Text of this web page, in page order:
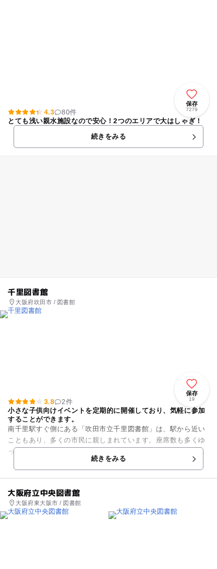
保存
7279
4.3
80件
とても浅い親水施設なので安心！2つのエリアで大はしゃぎ！
続きをみる
千里図書館
大阪府吹田市 / 図書館
保存
19
3.8
2件
小さな子供向けイベントを定期的に開催しており、気軽に参加
することができます。
南千里駅すぐ側にある「吹田市立千里図書館」は、駅から近い
こともあり、多くの市民に親しまれています。座席数も多くゆ
ったりとくつろげる空間となっております。児童書や絵本をは
じめ、お子さん向けの本を数...続きをみる
大阪府立中央図書館
大阪府東大阪市 / 図書館